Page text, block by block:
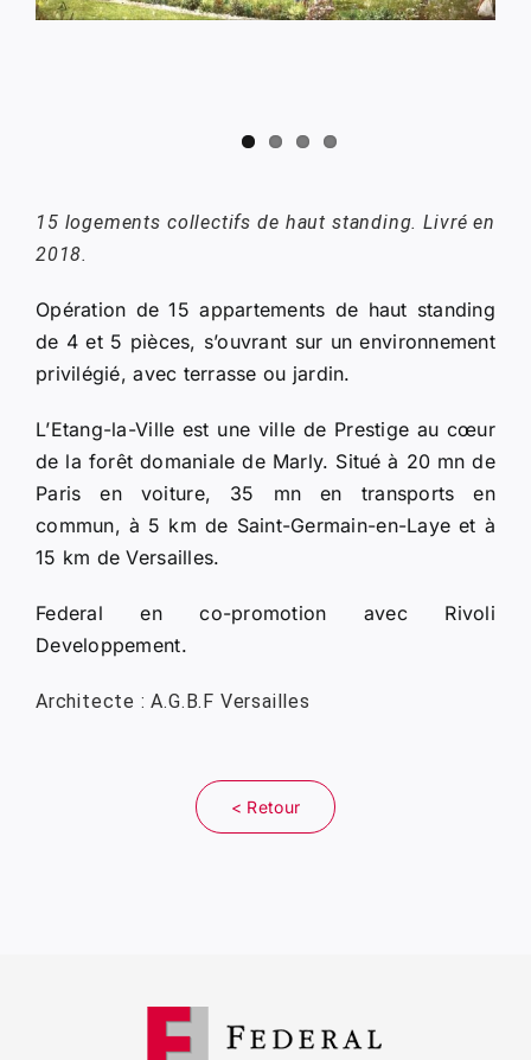
15 logements collectifs de haut standing. Livré en
2018.
Opération de 15 appartements de haut standing
de 4 et 5 pièces, s’ouvrant sur un environnement
privilégié, avec terrasse ou jardin.
L’Etang-la-Ville est une ville de Prestige au cœur
de la forêt domaniale de Marly. Situé à 20 mn de
Paris en voiture, 35 mn en transports en
commun, à 5 km de Saint-Germain-en-Laye et à
15 km de Versailles.
Federal en co-promotion avec Rivoli
Developpement.
Architecte : A.G.B.F Versailles
< Retour